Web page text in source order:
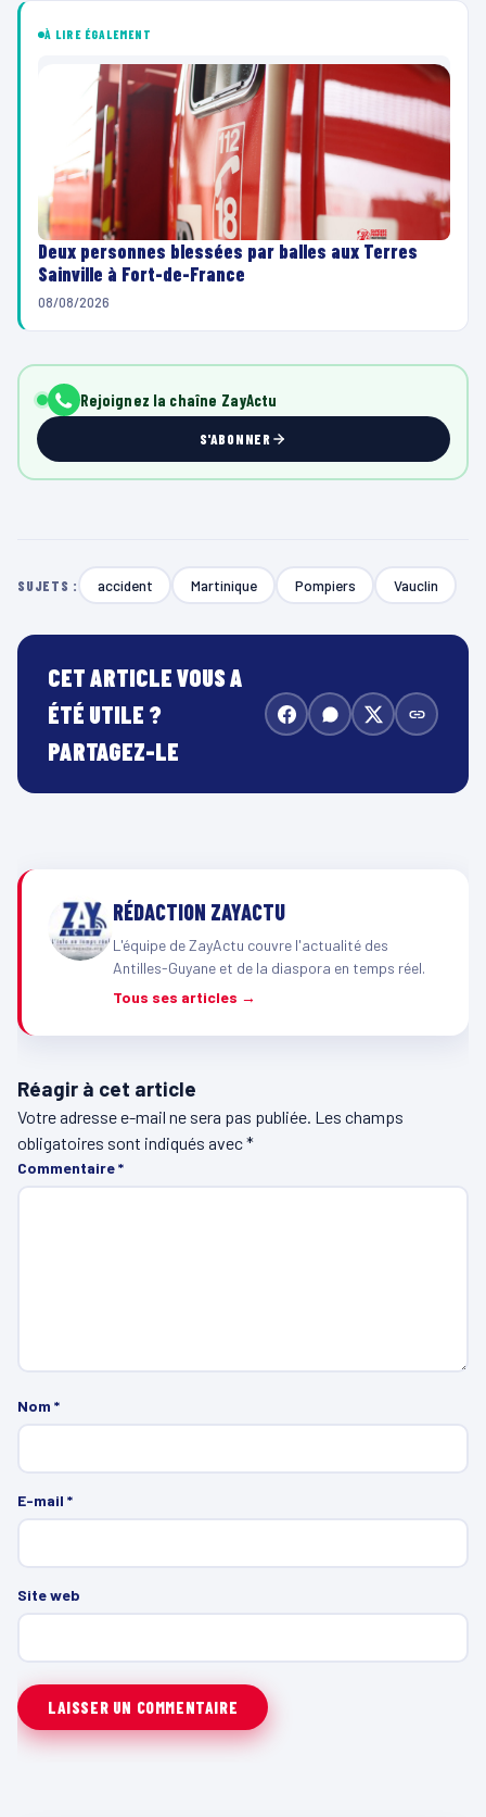
À LIRE ÉGALEMENT
Deux personnes blessées par balles aux Terres
Sainville à Fort-de-France
08/08/2026
Rejoignez la chaîne ZayActu
S'ABONNER
SUJETS : accident Martinique Pompiers Vauclin
CET ARTICLE VOUS A
ÉTÉ UTILE ?
PARTAGEZ-LE
RÉDACTION ZAYACTU
L'équipe de ZayActu couvre l'actualité des
Antilles-Guyane et de la diaspora en temps réel.
Tous ses articles →
Réagir à cet article
Votre adresse e-mail ne sera pas publiée. Les champs
obligatoires sont indiqués avec*
Commentaire*
Nom *
E-mail *
Site web